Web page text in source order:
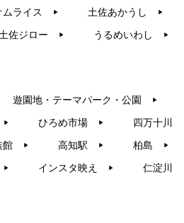
ムライス ▶︎ 土佐あかうし ▶︎
佐ジロー ▶︎ うるめいわし ▶︎
遊園地・テーマパーク・公園 ▶︎
▶︎ ひろめ市場 ▶︎ 四万十川
館 ▶︎ 高知駅 ▶︎ 柏島 ▶︎
▶︎ インスタ映え ▶︎ 仁淀川